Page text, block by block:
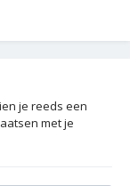
je reeds een
met je